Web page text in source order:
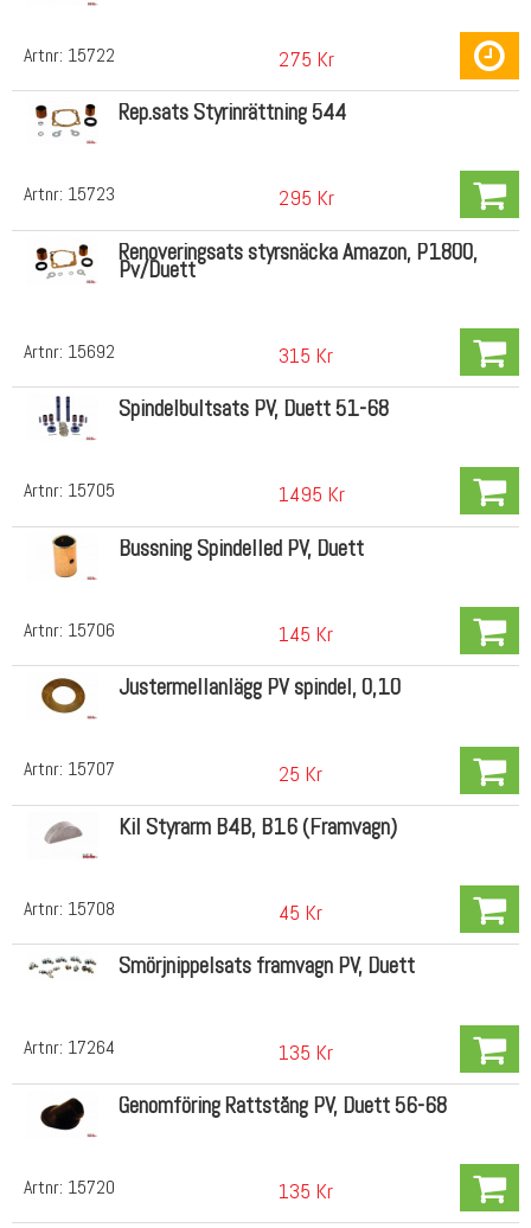
Artnr: 15722 275 Kr
Artnr: 15723
Rep.sats Styrinrättning 544
295 Kr
Artnr: 15692
Renoveringsats styrsnäcka Amazon, P1800,
Pv/Duett
315 Kr
Artnr: 15705
Spindelbultsats PV, Duett 51-68
1495 Kr
Artnr: 15706
Bussning Spindelled PV, Duett
145 Kr
Artnr: 15707
Justermellanlägg PV spindel, 0,10
25 Kr
Artnr: 15708
Kil Styrarm B4B, B16 (Framvagn)
45 Kr
Artnr: 17264
Smörjnippelsats framvagn PV, Duett
135 Kr
Artnr: 15720
Genomföring Rattstång PV, Duett 56-68
135 Kr